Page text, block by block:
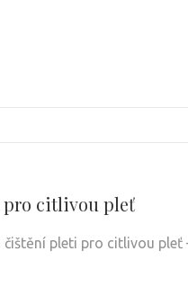
pro citlivou pleť
pleti pro citlivou pleť